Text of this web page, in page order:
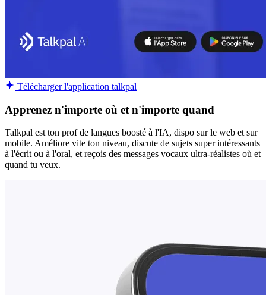
Télécharger l'application talkpal
Apprenez n'importe où et n'importe quand
Talkpal est ton prof de langues boosté à l'IA, dispo sur le web et sur
mobile. Améliore vite ton niveau, discute de sujets super intéressants
à l'écrit ou à l'oral, et reçois des messages vocaux ultra-réalistes où et
quand tu veux.